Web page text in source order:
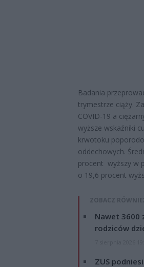
Badania
trymestrze ciąży.
COVID-19 a
wyższe wskaźniki
krwotoku
oddechowych.
procent wyższy w
o 19,6 procent
ZOBACZ
Nawet 3600
rodziców
ZUS